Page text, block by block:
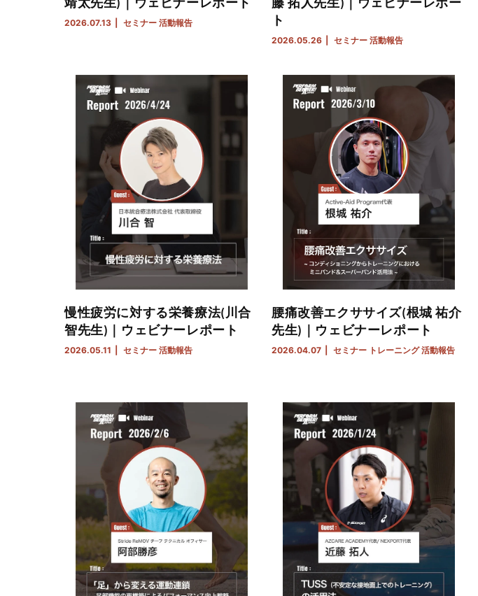
2026.07.13 セミナー 活動報告
ト
2026.05.26 セミナー 活動報告
慢性疲労に対する栄養療法(川合
智先生)｜ウェビナーレポート
2026.05.11 セミナー 活動報告
腰痛改善エクササイズ(根城 祐介
先生)｜ウェビナーレポート
2026.04.07 セミナー トレーニング 活動報告